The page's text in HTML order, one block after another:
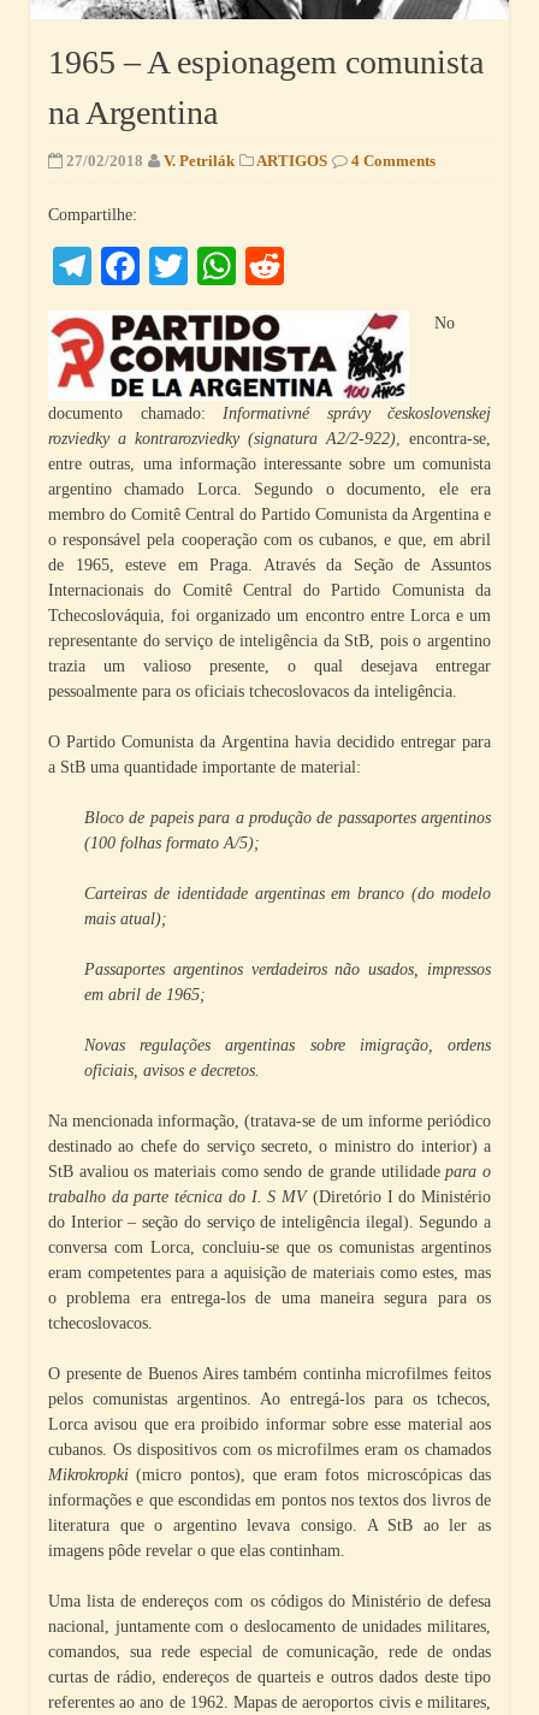
1965 – A espionagem comunista
na Argentina
27/02/2018 V. Petrilák ARTIGOS 4 Comments
Compartilhe:
Telegram
Facebook
TwitterWhatsApp
No
documento chamado: Informativné správy československej
rozviedky a kontrarozviedky (signatura A2/2-922) , encontra-se,
entre outras, uma informação interessante sobre um comunista
argentino chamado Lorca. Segundo o documento, ele era
membro do Comitê Central do Partido Comunista da Argentina e
o responsável pela cooperação com os cubanos, e que, em abril
de 1965, esteve em Praga. Através da Seção de Assuntos
Internacionais do Comitê Central do Partido Comunista da
Tchecoslováquia, foi organizado um encontro entre Lorca e um
representante do serviço de inteligência da StB, pois o argentino
trazia um valioso presente, o qual desejava entregar
pessoalmente para os oficiais tchecoslovacos da inteligência.
O Partido Comunista da Argentina havia decidido entregar para
a StB uma quantidade importante de material:
Bloco de papeis para a produção de passaportes argentinos
(100 folhas formato A/5);
Carteiras de identidade argentinas em branco (do modelo
mais atual);
Passaportes argentinos verdadeiros não usados, impressos
em abril de 1965;
Novas regulações argentinas sobre imigração, ordens
oficiais, avisos e decretos.
Na mencionada informação, (tratava-se de um informe periódico
destinado ao chefe do serviço secreto, o ministro do interior) a
StB avaliou os materiais como sendo de grande utilidadepara o
trabalho da parte técnica do I. S MV(Diretório I do Ministério
do Interior – seção do serviço de inteligência ilegal). Segundo a
conversa com Lorca, concluiu-se que os comunistas argentinos
eram competentes para a aquisição de materiais como estes, mas
o problema era entrega-los de uma maneira segura para os
tchecoslovacos.
O presente de Buenos Aires também continha microfilmes feitos
pelos comunistas argentinos. Ao entregá-los para os tchecos,
Lorca avisou que era proibido informar sobre esse material aos
cubanos. Os dispositivos com os microfilmes eram os chamados
Mikrokropki (micro pontos), que eram fotos microscópicas das
informações e que escondidas em pontos nos textos dos livros de
literatura que o argentino levava consigo. A StB ao ler as
imagens pôde revelar o que elas continham.
Uma lista de endereços com os códigos do Ministério de defesa
nacional, juntamente com o deslocamento de unidades militares,
comandos, sua rede especial de comunicação, rede de ondas
curtas de rádio, endereços de quarteis e outros dados deste tipo
referentes ao ano de 1962. Mapas de aeroportos civis e militares,